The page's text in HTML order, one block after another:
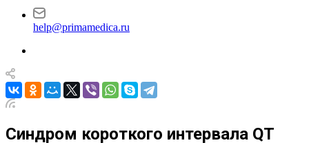
help@primamedica.ru
Синдром короткого интервала QT